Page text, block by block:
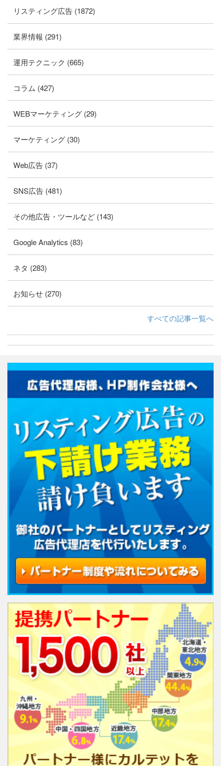
リスティング広告 (1872)
業界情報 (291)
運用テクニック (665)
コラム (427)
WEBマーケティング (29)
マーケティング (30)
Web広告 (37)
SNS広告 (481)
その他広告・ツールなど (143)
Google Analytics (83)
ネタ (283)
お知らせ (270)
すべての記事一覧へ